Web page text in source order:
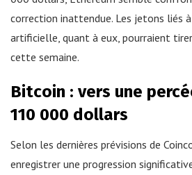
correction inattendue. Les jetons liés
artificielle, quant à eux, pourraient
cette semaine.
Bitcoin : vers une
110 000 dollars
Selon les dernières prévisions de
enregistrer une progression